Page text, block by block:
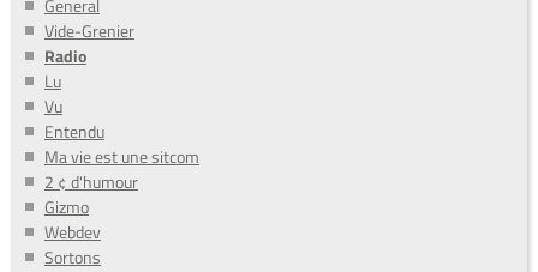
General
Vide-Grenier
Radio
Lu
Vu
Entendu
Ma vie est une sitcom
2 ¢ d'humour
Gizmo
Webdev
Sortons